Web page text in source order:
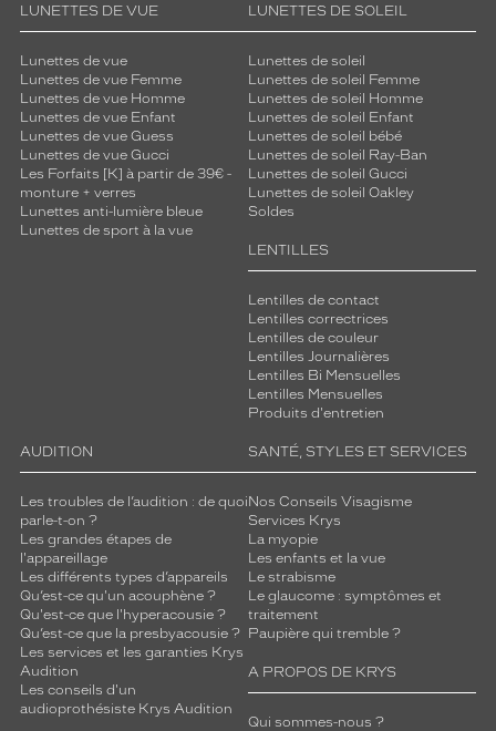
LUNETTES DE VUE
Lunettes de vue
Lunettes de vue Femme
Lunettes de vue Homme
Lunettes de vue Enfant
Lunettes de vue Guess
Lunettes de vue Gucci
Les Forfaits [K] à partir de 39€ -
monture + verres
Lunettes anti-lumière bleue
Lunettes de sport à la vue
LUNETTES DE SOLEIL
Lunettes de soleil
Lunettes de soleil Femme
Lunettes de soleil Homme
Lunettes de soleil Enfant
Lunettes de soleil bébé
Lunettes de soleil Ray-Ban
Lunettes de soleil Gucci
Lunettes de soleil Oakley
Soldes
LENTILLES
Lentilles de contact
Lentilles correctrices
Lentilles de couleur
Lentilles Journalières
Lentilles Bi Mensuelles
Lentilles Mensuelles
Produits d'entretien
AUDITION
Les troubles de l’audition : de quoi
parle-t-on ?
Les grandes étapes de
l'appareillage
Les différents types d’appareils
Qu’est-ce qu'un acouphène ?
Qu'est-ce que l'hyperacousie ?
Qu’est-ce que la presbyacousie ?
Les services et les garanties Krys
Audition
Les conseils d'un
audioprothésiste Krys Audition
SANTÉ, STYLES ET SERVICES
Nos Conseils Visagisme
Services Krys
La myopie
Les enfants et la vue
Le strabisme
Le glaucome : symptômes et
traitement
Paupière qui tremble ?
A PROPOS DE KRYS
Qui sommes-nous ?